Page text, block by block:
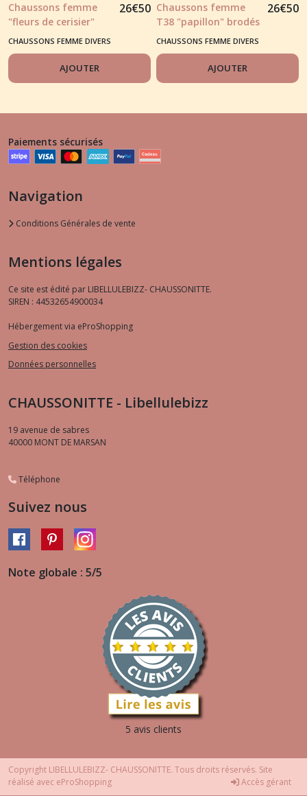
Chaussons femme
"fleurs de cerisier"
tons bleu clair et
notes orange
26€50
CHAUSSONS FEMME DIVERS
AJOUTER
Chaussons femme
T38 "papillon" brodés
26€50
CHAUSSONS FEMME DIVERS
AJOUTER
Paiements sécurisés
Navigation
Conditions Générales de vente
Mentions légales
Ce site est édité par LIBELLULEBIZZ- CHAUSSONITTE.
SIREN : 44532654900034
Hébergement via eProShopping
Gestion des cookies
Données personnelles
CHAUSSONITTE - Libellulebizz
19 avenue de sabres
40000 MONT DE MARSAN
Téléphone
Suivez nous
Note globale : 5/5
5 avis clients
Copyright LIBELLULEBIZZ- CHAUSSONITTE. Tous droits réservés. Site
réalisé avec eProShopping Accès gérant